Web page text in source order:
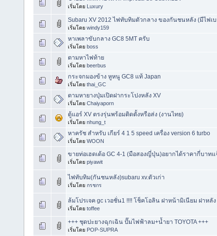
เริ่มโดย Luxury
Subaru XV 2012 ไฟทับทิมตัวกลาง ของกันชนหลัง (มีไฟเ
เริ่มโดย windy159
หาเพลาขับกลาง GC8 5MT ครับ
เริ่มโดย boss
ตามหาไฟท้าย
เริ่มโดย beerbus
กระจกมองข้าง หูหนู GC8 แท้ Japan
เริ่มโดย thai_GC
ตามหายางปุ่มเปิดฝากระโปงหลัง XV
เริ่มโดย Chaiyaporn
ตู้แอร์ XV ตรงรุ่นพร้อมติดตั้งหรือส่ง (งานไทย)
เริ่มโดย nhung_t
หาครัช สำหรับ เกียร์ 4 1 5 speed เครื่อง version 6 turbo
เริ่มโดย WOON
ขายท่อเฮดเด้อ GC 4-1 (มือสองญี่ปุ่น)อยากได้ราคากี่บาทแ
เริ่มโดย piyawit
ไฟทับทิม(กันชนหลัง)​subaru​ xv.ตัวเก่า
เริ่มโดย กรชกร
ล้มโปรเจค gc เวอชั่น1 !!!! โช็คโอลิน ฝาหน้ามิเนียม ฝาหลั
เริ่มโดย toffee
+++ ชุดปะยางฉุกเฉิน ปั๊มไฟฟ้าลม+น้ำยา TOYOTA +++
เริ่มโดย POP-SUPRA